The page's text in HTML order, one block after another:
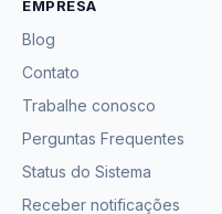
EMPRESA
Blog
Contato
Trabalhe conosco
Perguntas Frequentes
Status do Sistema
Receber notificações